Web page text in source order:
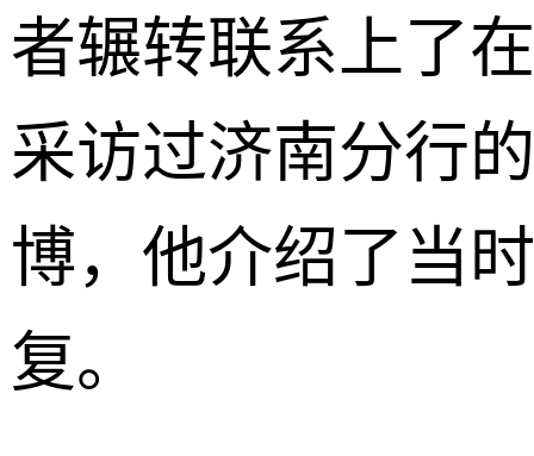
者辗转联系上了
采访过济南分行
博，他介绍了当
复。